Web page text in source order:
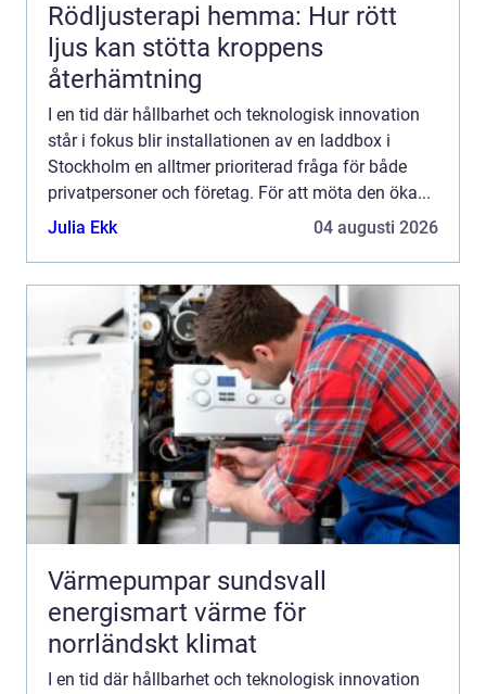
Rödljusterapi hemma: Hur rött
ljus kan stötta kroppens
återhämtning
I en tid där hållbarhet och teknologisk innovation
står i fokus blir installationen av en laddbox i
Stockholm en alltmer prioriterad fråga för både
privatpersoner och företag. För att möta den öka...
Julia Ekk
04 augusti 2026
Värmepumpar sundsvall
energismart värme för
norrländskt klimat
I en tid där hållbarhet och teknologisk innovation